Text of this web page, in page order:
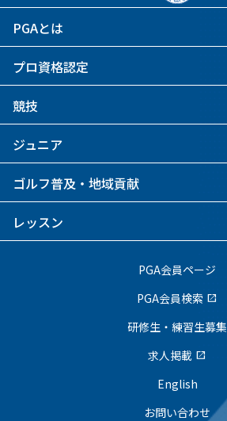
PGAとは
プロ資格認定
競技
ジュニア
ゴルフ普及・地域貢献
レッスン
PGA会員ページ
PGA会員検索 open_in_new
研修生・練習生募集
求人掲載 open_in_new
English
お問い合わせ